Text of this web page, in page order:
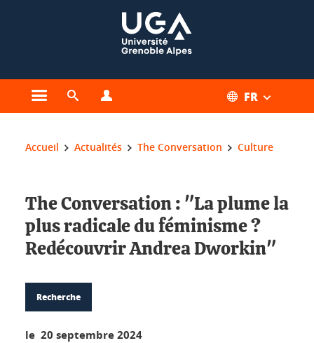
Ouvrir le menu principal
Ouvrir le moteur de recherche FR
Vous êtes ici :
Accueil Actualités The Conversation Culture
The Conversation : "La plume la
plus radicale du féminisme ?
Redécouvrir Andrea Dworkin"
Recherche
le 20 septembre 2024